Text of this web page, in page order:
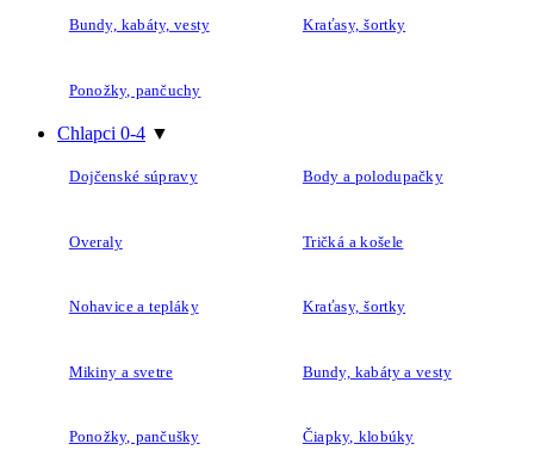
Bundy, kabáty, vesty Kraťasy, šortky
Ponožky, pančuchy
Chlapci 0-4 ▼
Dojčenské súpravy Body a polodupačky
Overaly Tričká a košele
Nohavice a tepláky Kraťasy, šortky
Mikiny a svetre Bundy, kabáty a vesty
Ponožky, pančušky Čiapky, klobúky